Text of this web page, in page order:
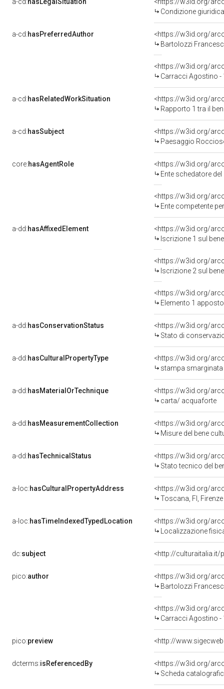
Condizione
a-cd:hasPreferredAuthor
<https://w3id.org/
Bartolozzi
<https://w3id.org/
Carracci Agostino -
a-cd:hasRelatedWorkSituation
<https://w3id.org/
Rapporto 1 tra il
a-cd:hasSubject
<https://w3id.org/
Paesaggio
core:hasAgentRole
<https://w3id.org/
Ente schedatore del bene
<https://w3id.org/
Ente competente per tutela del
a-dd:hasAffixedElement
<https://w3id.org/
Iscrizione 1 sul
<https://w3id.org/
Iscrizione 2 sul
<https://w3id.org/
Elemento 1
a-dd:hasConservationStatus
<https://w3id.org/
Stato di
a-dd:hasCulturalPropertyType
<https://w3id.org/
stampa
a-dd:hasMaterialOrTechnique
<https://w3id.org/
carta/ acquaforte
a-dd:hasMeasurementCollection
<https://w3id.org/
Misure del bene
a-dd:hasTechnicalStatus
<https://w3id.org/
Stato tecnico del
a-loc:hasCulturalPropertyAddress
<https://w3id.org/
Toscana, FI, Firenze
a-loc:hasTimeIndexedTypedLocation
<https://w3id.org/
Localizzazione
dc:subject <http://
pico:author
<https://w3id.org/
Bartolozzi
<https://w3id.org/
Carracci Agostino -
pico:preview <http://
dcterms:isReferencedBy
<https://w3id.org/
Scheda